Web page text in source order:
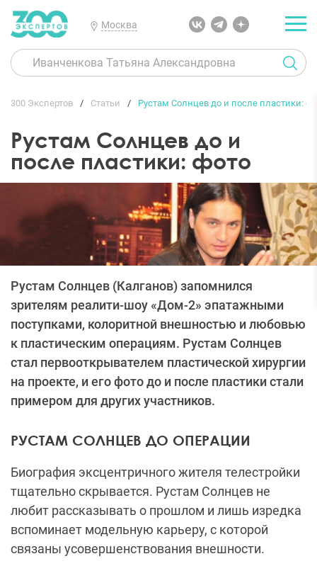
Москва
300 Экспертов Статьи Рустам Солнцев до и после пластики:
Рустам Солнцев до и
после пластики: фото
Рустам Солнцев (Калганов) запомнился
зрителям реалити-шоу «Дом-2» эпатажными
поступками, колоритной внешностью и любовью
к пластическим операциям. Рустам Солнцев
стал первооткрывателем пластической хирургии
на проекте, и его фото до и после пластики стали
примером для других участников.
РУСТАМ СОЛНЦЕВ ДО ОПЕРАЦИИ
Биография эксцентричного жителя телестройки
тщательно скрывается. Рустам Солнцев не
любит рассказывать о прошлом и лишь изредка
вспоминает модельную карьеру, с которой
связаны усовершенствования внешности.